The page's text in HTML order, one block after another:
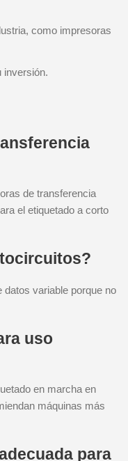
como impresoras
inversión.
de transferencia
el etiquetado a corto
variable porque no
uso
en marcha en
máquinas más
para